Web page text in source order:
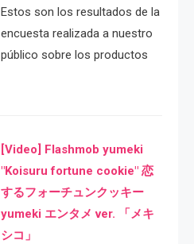
Estos son los resultados de la
encuesta realizada a nuestro
público sobre los productos
[Video] Flashmob yumeki
"Koisuru fortune cookie" 恋
するフォーチュンクッキー
yumeki エンタメ ver. 「メキ
シコ」